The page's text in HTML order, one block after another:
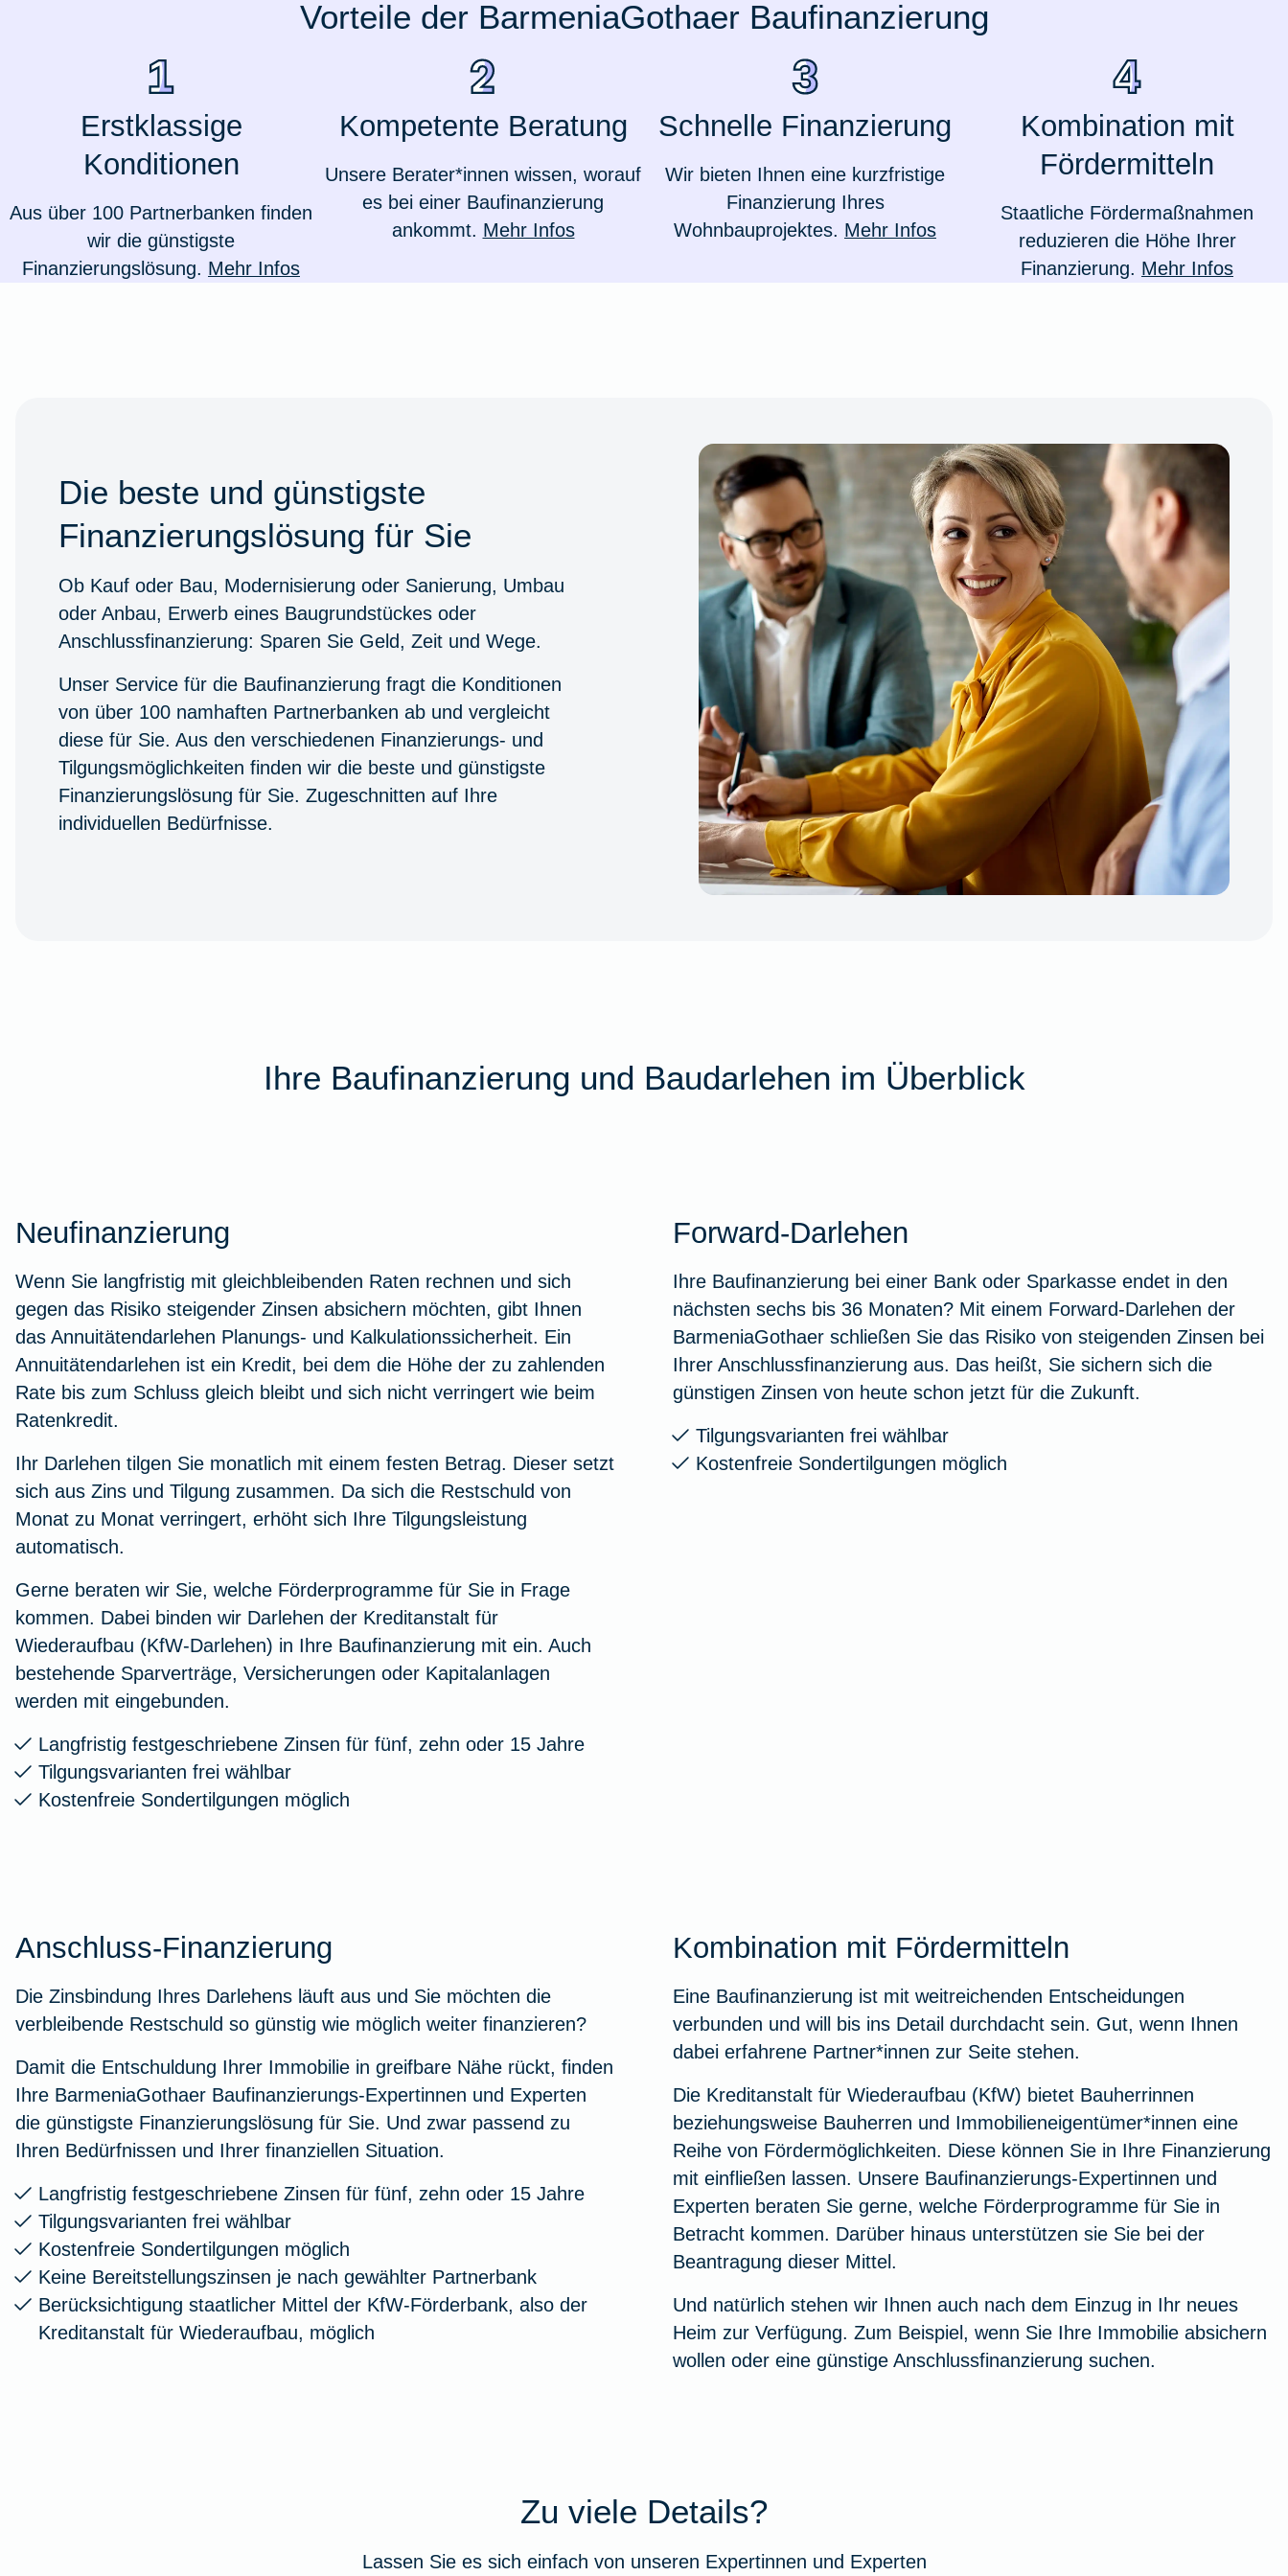
Valorenversicherung
Oldtimersammlungsversicherung
Zur Produktübersicht
Vorteile der BarmeniaGothaer Baufinanzierung
Erstklassige
Konditionen
Aus über 100 Partnerbanken finden
wir die günstigste
Finanzierungslösung. Mehr Infos
Kompetente Beratung
Unsere Berater*innen wissen, worauf
es bei einer Baufinanzierung
ankommt. Mehr Infos
Schnelle Finanzierung
Wir bieten Ihnen eine kurzfristige
Finanzierung Ihres
Wohnbauprojektes. Mehr Infos
Kombination mit
Fördermitteln
Staatliche Fördermaßnahmen
reduzieren die Höhe Ihrer
Finanzierung. Mehr Infos
Die beste und günstigste
Finanzierungslösung für Sie
Ob Kauf oder Bau, Modernisierung oder Sanierung, Umbau
oder Anbau, Erwerb eines Baugrundstückes oder
Anschlussfinanzierung: Sparen Sie Geld, Zeit und Wege.
Unser Service für die Baufinanzierung fragt die Konditionen
von über 100 namhaften Partnerbanken ab und vergleicht
diese für Sie. Aus den verschiedenen Finanzierungs- und
Tilgungsmöglichkeiten finden wir die beste und günstigste
Finanzierungslösung für Sie. Zugeschnitten auf Ihre
individuellen Bedürfnisse.
Ihre Baufinanzierung und Baudarlehen im Überblick
Neufinanzierung
Wenn Sie langfristig mit gleichbleibenden Raten rechnen und sich
gegen das Risiko steigender Zinsen absichern möchten, gibt Ihnen
das Annuitätendarlehen Planungs- und Kalkulationssicherheit. Ein
Annuitätendarlehen ist ein Kredit, bei dem die Höhe der zu zahlenden
Rate bis zum Schluss gleich bleibt und sich nicht verringert wie beim
Ratenkredit.
Ihr Darlehen tilgen Sie monatlich mit einem festen Betrag. Dieser setzt
sich aus Zins und Tilgung zusammen. Da sich die Restschuld von
Monat zu Monat verringert, erhöht sich Ihre Tilgungsleistung
automatisch.
Gerne beraten wir Sie, welche Förderprogramme für Sie in Frage
kommen. Dabei binden wir Darlehen der Kreditanstalt für
Wiederaufbau (KfW-Darlehen) in Ihre Baufinanzierung mit ein. Auch
bestehende Sparverträge, Versicherungen oder Kapitalanlagen
werden mit eingebunden.
Langfristig festgeschriebene Zinsen für fünf, zehn oder 15 Jahre
Tilgungsvarianten frei wählbar
Kostenfreie Sondertilgungen möglich
Forward-Darlehen
Ihre Baufinanzierung bei einer Bank oder Sparkasse endet in den
nächsten sechs bis 36 Monaten? Mit einem Forward-Darlehen der
BarmeniaGothaer schließen Sie das Risiko von steigenden Zinsen bei
Ihrer Anschlussfinanzierung aus. Das heißt, Sie sichern sich die
günstigen Zinsen von heute schon jetzt für die Zukunft.
Tilgungsvarianten frei wählbar
Kostenfreie Sondertilgungen möglich
Anschluss-Finanzierung
Die Zinsbindung Ihres Darlehens läuft aus und Sie möchten die
verbleibende Restschuld so günstig wie möglich weiter finanzieren?
Damit die Entschuldung Ihrer Immobilie in greifbare Nähe rückt, finden
Ihre BarmeniaGothaer Baufinanzierungs-Expertinnen und Experten
die günstigste Finanzierungslösung für Sie. Und zwar passend zu
Ihren Bedürfnissen und Ihrer finanziellen Situation.
Langfristig festgeschriebene Zinsen für fünf, zehn oder 15 Jahre
Tilgungsvarianten frei wählbar
Kostenfreie Sondertilgungen möglich
Keine Bereitstellungszinsen je nach gewählter Partnerbank
Berücksichtigung staatlicher Mittel der KfW-Förderbank, also der
Kreditanstalt für Wiederaufbau, möglich
Kombination mit Fördermitteln
Eine Baufinanzierung ist mit weitreichenden Entscheidungen
verbunden und will bis ins Detail durchdacht sein. Gut, wenn Ihnen
dabei erfahrene Partner*innen zur Seite stehen.
Die Kreditanstalt für Wiederaufbau (KfW) bietet Bauherrinnen
beziehungsweise Bauherren und Immobilieneigentümer*innen eine
Reihe von Fördermöglichkeiten. Diese können Sie in Ihre Finanzierung
mit einfließen lassen. Unsere Baufinanzierungs-Expertinnen und
Experten beraten Sie gerne, welche Förderprogramme für Sie in
Betracht kommen. Darüber hinaus unterstützen sie Sie bei der
Beantragung dieser Mittel.
Und natürlich stehen wir Ihnen auch nach dem Einzug in Ihr neues
Heim zur Verfügung. Zum Beispiel, wenn Sie Ihre Immobilie absichern
wollen oder eine günstige Anschlussfinanzierung suchen.
Zu viele Details?
Lassen Sie es sich einfach von unseren Expertinnen und Experten